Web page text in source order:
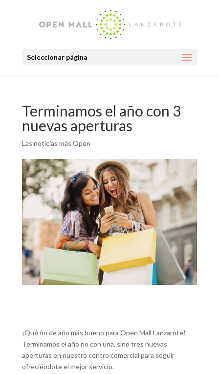
Seleccionar página
Terminamos el año con 3
nuevas aperturas
Las noticias más Open
¡Qué fin de año más bueno para Open Mall Lanzarote!
Terminamos el año no con una, sino tres nuevas
aperturas en nuestro centro comercial para seguir
ofreciéndote el mejor servicio.